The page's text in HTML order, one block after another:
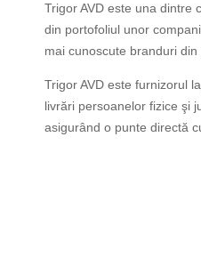
Trigor AVD este una dintre
din portofoliul unor
mai cunoscute branduri
Trigor AVD este furnizorul
livrări persoanelor fizice şi
asigurând o punte directă